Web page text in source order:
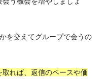
を交えてグループで会うの
れば、返信のペースや価